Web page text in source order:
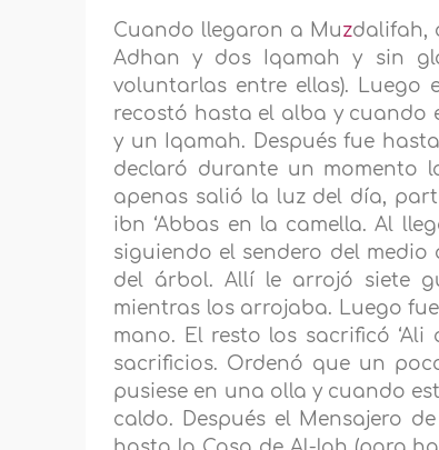
Cuando llegaron a Muzdalifah,
Adhan y dos Iqamah y sin
voluntarlas entre ellas). Luego
recostó hasta el alba y cuando
y un Iqamah. Después fue
declaró durante un momento
apenas salió la luz del día,
ibn ‘Abbas en la camella. Al
siguiendo el sendero del medio
del árbol. Allí le arrojó siete
mientras los arrojaba. Luego
mano. El resto los sacrificó
sacrificios. Ordenó que un
pusiese en una olla y cuando
caldo. Después el Mensajero